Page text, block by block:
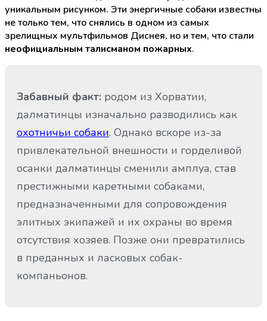
уникальным рисунком. Эти энергичные собаки известны
не только тем, что снялись в одном из самых
зрелищных мультфильмов Диснея, но и тем, что стали
неофициальным талисманом пожарных.
Забавный факт: родом из Хорватии,
далматинцы изначально разводились как
охотничьи собаки. Однако вскоре из-за
привлекательной внешности и горделивой
осанки далматинцы сменили амплуа, став
престижными каретными собаками,
предназначенными для сопровождения
элитных экипажей и их охраны во время
отсутствия хозяев. Позже они превратились
в преданных и ласковых собак-
компаньонов.